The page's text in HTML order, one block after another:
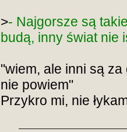
>- Najgorsze są
budą, inny świat nie
"wiem, ale inni są
nie powiem"
Przykro mi, nie